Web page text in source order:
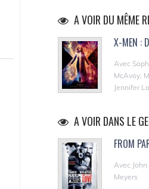
A VOIR DU MÊME
X-MEN :
Avec
McAvoy,
Jennifer
A VOIR DANS LE
FROM
Avec
Meyers